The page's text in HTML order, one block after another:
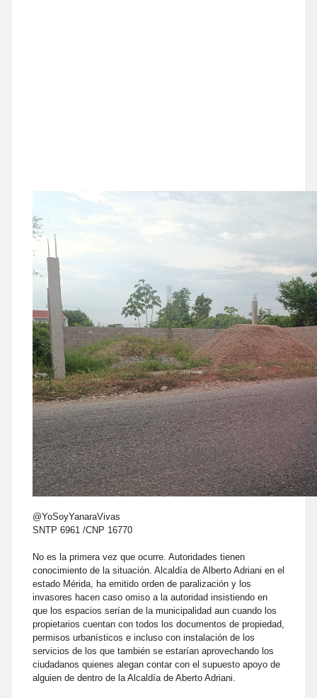
@YoSoyYanaraVivas
SNTP 6961 /CNP 16770
No es la primera vez que ocurre. Autoridades tienen
conocimiento de la situación. Alcaldía de Alberto Adriani en el
estado Mérida, ha emitido orden de paralización y los
invasores hacen caso omiso a la autoridad insistiendo en
que los espacios serían de la municipalidad aun cuando los
propietarios cuentan con todos los documentos de propiedad,
permisos urbanísticos e incluso con instalación de los
servicios de los que también se estarían aprovechando los
ciudadanos quienes alegan contar con el supuesto apoyo de
alguien de dentro de la Alcaldía de Aberto Adriani.